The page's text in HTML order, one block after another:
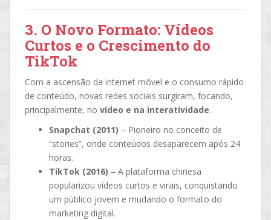
3. O Novo Formato: Vídeos
Curtos e o Crescimento do
TikTok
Com a ascensão da internet móvel e o consumo rápido
de conteúdo, novas redes sociais surgiram, focando,
principalmente, no vídeo e na interatividade.
Snapchat (2011) – Pioneiro no conceito de
“stories”, onde conteúdos desaparecem após 24
horas.
TikTok (2016) – A plataforma chinesa
popularizou vídeos curtos e virais, conquistando
um público jovem e mudando o formato do
marketing digital.